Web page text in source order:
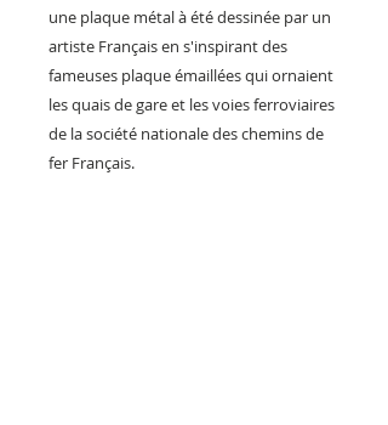
une plaque métal à été dessinée par un
artiste Français en s'inspirant des
fameuses plaque émaillées qui ornaient
les quais de gare et les voies ferroviaires
de la société nationale des chemins de
fer Français.